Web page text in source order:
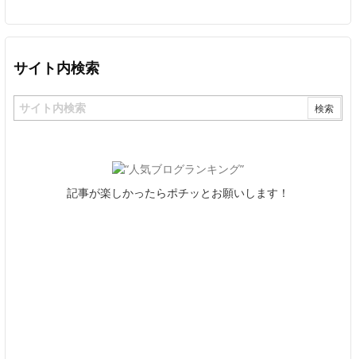
サイト内検索
記事が楽しかったらポチッとお願いします！